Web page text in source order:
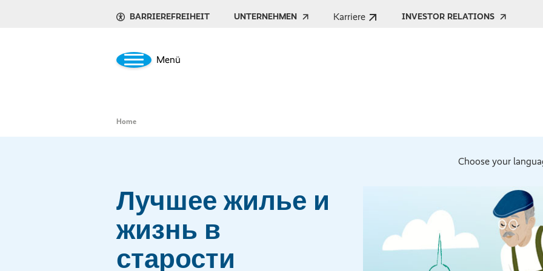
BARRIEREFREIHEIT UNTERNEHMEN Karriere INVESTOR RELATIONS
Menü
Home
Choose your
Лучшее жилье и
жизнь в
старости